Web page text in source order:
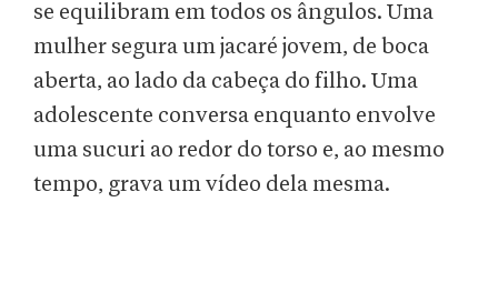
se equilibram em todos os ângulos. Uma
mulher segura um jacaré jovem, de boca
aberta, ao lado da cabeça do filho. Uma
adolescente conversa enquanto envolve
uma sucuri ao redor do torso e, ao mesmo
tempo, grava um vídeo dela mesma.